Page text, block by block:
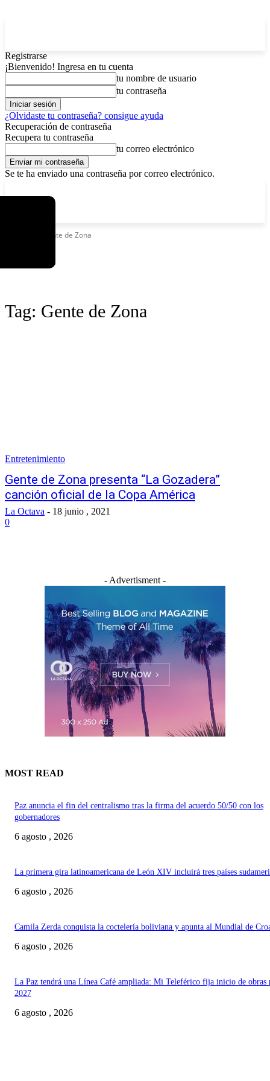
Registrarse
¡Bienvenido! Ingresa en tu cuenta
tu nombre de usuario
tu contraseña
¿Olvidaste tu contraseña? consigue ayuda
Recuperación de contraseña
Recupera tu contraseña
tu correo electrónico
Se te ha enviado una contraseña por correo electrónico.
Gente de Zona
Tag: Gente de Zona
Entretenimiento
Gente de Zona presenta “La Gozadera”
canción oficial de la Copa América
La Octava - 18 junio , 2021
0
- Advertisment -
MOST READ
Paz anuncia el fin del centralismo tras la firma del acuerdo 50/50 con los
gobernadores
6 agosto , 2026
La primera gira latinoamericana de León XIV incluirá tres países
6 agosto , 2026
Camila Zerda conquista la coctelería boliviana y apunta al Mundial de
6 agosto , 2026
La Paz tendrá una Línea Café ampliada: Mi Teleférico fija inicio de obras
2027
6 agosto , 2026